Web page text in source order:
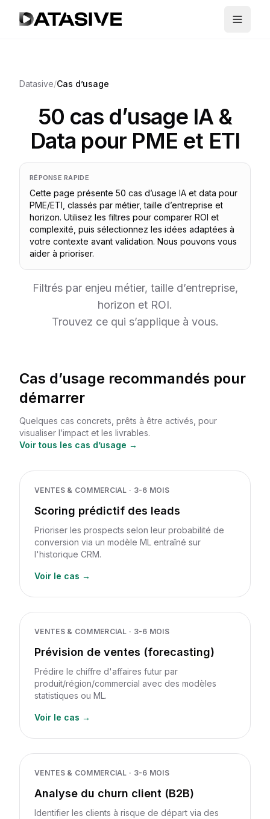
Datasive/Cas d’usage
50 cas d’usage IA &
Data pour PME et ETI
RÉPONSE RAPIDE
Cette page présente 50 cas d’usage IA et data pour
PME/ETI, classés par métier, taille d’entreprise et
horizon. Utilisez les filtres pour comparer ROI et
complexité, puis sélectionnez les idées adaptées à
votre contexte avant validation. Nous pouvons vous
aider à prioriser.
Filtrés par enjeu métier, taille d’entreprise,
horizon et ROI.
Trouvez ce qui s’applique à vous.
Cas d’usage recommandés pour
démarrer
Quelques cas concrets, prêts à être activés, pour
visualiser l’impact et les livrables.
Voir tous les cas d’usage →
VENTES & COMMERCIAL · 3-6 MOIS
Scoring prédictif des leads
Prioriser les prospects selon leur probabilité de
conversion via un modèle ML entraîné sur
l'historique CRM.
Voir le cas →
VENTES & COMMERCIAL · 3-6 MOIS
Prévision de ventes (forecasting)
Prédire le chiffre d'affaires futur par
produit/région/commercial avec des modèles
statistiques ou ML.
Voir le cas →
VENTES & COMMERCIAL · 3-6 MOIS
Analyse du churn client (B2B)
Identifier les clients à risque de départ via des